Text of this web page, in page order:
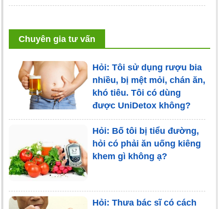
Chuyên gia tư vấn
Hỏi: Tôi sử dụng rượu bia
nhiều, bị mệt mỏi, chán ăn,
khó tiêu. Tôi có dùng
được UniDetox không?
Hỏi: Bố tôi bị tiểu đường,
hỏi có phải ăn uống kiêng
khem gì không ạ?
Hỏi: Thưa bác sĩ có cách